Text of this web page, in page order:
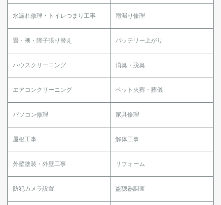
水漏れ修理・トイレつまり工事 雨漏り修理
畳・襖・障子張り替え バッテリー上がり
ハウスクリーニング 消臭・脱臭
エアコンクリーニング ペット火葬・葬儀
パソコン修理 家具修理
屋根工事 解体工事
外壁塗装・外壁工事 リフォーム
防犯カメラ設置 盗聴器調査